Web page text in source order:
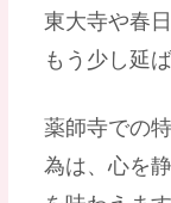
東大寺や春
もう少し延
薬師寺での
為は、心を